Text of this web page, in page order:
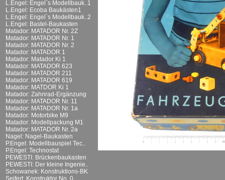
L.Engel: Engel`s Modellbauk..1
L.Engel: Ecoba Baukästen1
L.Engel: Engel`s Modellbauk..2
L.Engel: Bastel-Baukasten
Matador: MATADOR Nr. 2Z
Matador: MATADOR Nr. 1
Matador: MATADOR Nr. 2
Matador: MATADOR 1
Matador: Matador Ki 1
Matador: MATADOR 623
Matador: MATADOR 211
Matador: MATADOR 619
Matador: MATDOR Ki 1
Matador: Zahnrad-Ergänzung
Matador: MATADOR Nr. 11
Matador: MATADOR Nr. 1a
Matador: Motorbike M9
Matador: Modellpackung M1
Matador: MATADOR Nr. 2a
Nagel: Nagel-Baukasten
P.Engel: Modellbauspiel Tec..
P.Engel: Technostat
PEWESTI: Brückenbaukasten
PEWESTI: Der kleine Ingenie..
Schowanek: Konstruktions-BK
Seifert: Konstruktor No. 0